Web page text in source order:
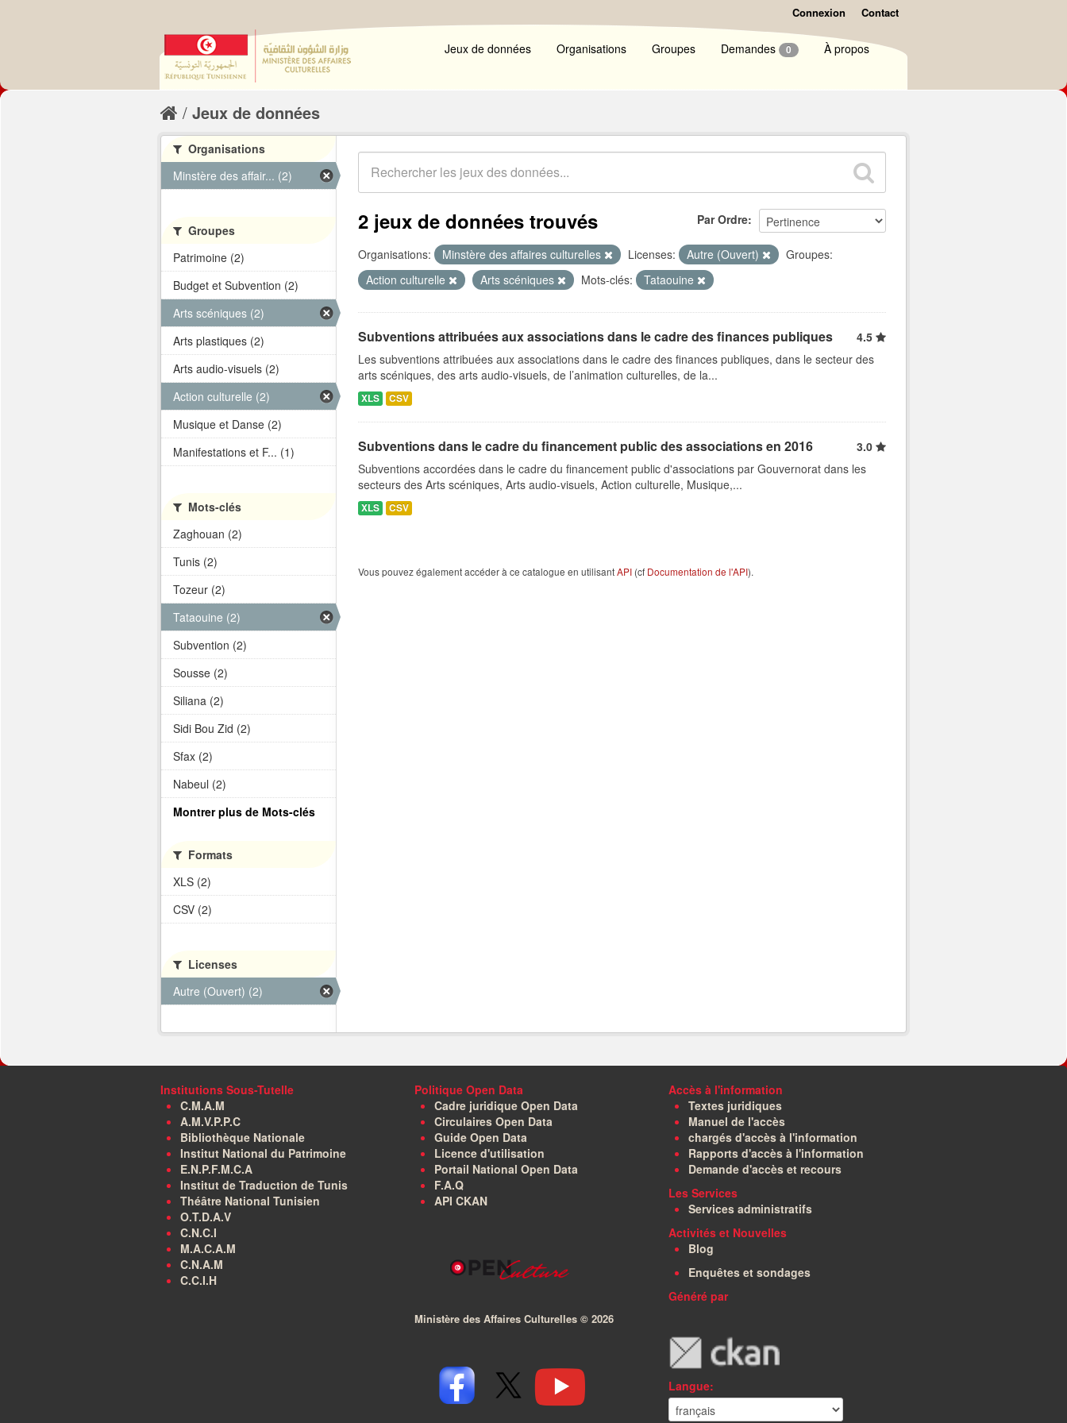
Connexion Contact
Jeux de données Organisations Groupes Demandes 0 À propos
Jeux de données
Par Ordre
2 jeux de données trouvés
Organisations: Minstère des affaires culturelles Licenses: Autre (Ouvert)
Groupes:
Action culturelle
Arts scéniques Mots-clés: Tataouine
Subventions attribuées aux associations dans le cadre des finances publiques
4.5
Les subventions attribuées aux associations dans le cadre des finances publiques, dans le secteur des
arts scéniques, des arts audio-visuels, de l’animation culturelles, de la...
XLS CSV
Subventions dans le cadre du financement public des associations en 2016
3.0
Subventions accordées dans le cadre du financement public d'associations par Gouvernorat dans les
secteurs des Arts scéniques, Arts audio-visuels, Action culturelle, Musique,...
XLS CSV
Vous pouvez également accéder à ce catalogue en utilisantAPI (cf Documentation de l'API).
Organisations
Minstère des affair... (2)
Groupes
Patrimoine (2)
Budget et Subvention (2)
Arts scéniques (2)
Arts plastiques (2)
Arts audio-visuels (2)
Action culturelle (2)
Musique et Danse (2)
Manifestations et F... (1)
Mots-clés
Zaghouan (2)
Tunis (2)
Tozeur (2)
Tataouine (2)
Subvention (2)
Sousse (2)
Siliana (2)
Sidi Bou Zid (2)
Sfax (2)
Nabeul (2)
Montrer plus de Mots-clés
Formats
XLS (2)
CSV (2)
Licenses
Autre (Ouvert) (2)
Institutions Sous-Tutelle
C.M.A.M
A.M.V.P.P.C
Bibliothèque Nationale
Institut National du Patrimoine
E.N.P.F.M.C.A
Institut de Traduction de Tunis
Théâtre National Tunisien
O.T.D.A.V
C.N.C.I
M.A.C.A.M
C.N.A.M
C.C.I.H
Politique Open Data
Cadre juridique Open Data
Circulaires Open Data
Guide Open Data
Licence d'utilisation
Portail National Open Data
F.A.Q
API CKAN
Ministère des Affaires Culturelles © 2026
Accès à l'information
Textes juridiques
Manuel de l'accès
chargés d'accès à l'information
Rapports d'accès à l'information
Demande d'accès et recours
Les Services
Services administratifs
Activités et Nouvelles
Blog
Enquêtes et sondages
Généré par
Langue